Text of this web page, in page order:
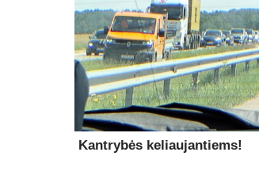
Kantrybės keliaujantiems!